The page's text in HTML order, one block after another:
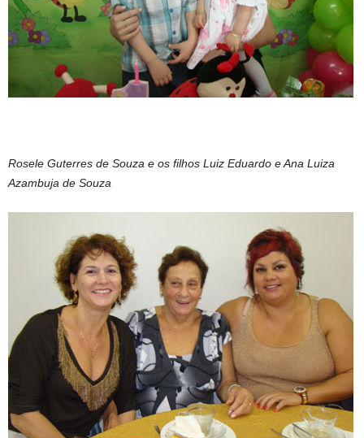
Rosele Guterres de Souza e os filhos Luiz Eduardo e Ana Luiza
Azambuja de Souza